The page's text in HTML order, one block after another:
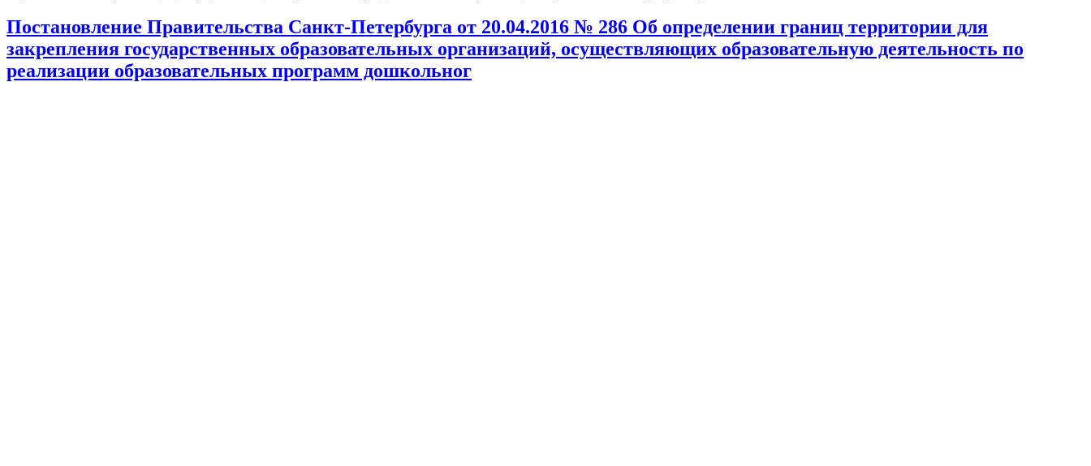
Постановление Правительства Санкт-Петербурга от 20.04.2016 № 286 Об определении границ территории для
закрепления государственных образовательных организаций, осуществляющих образовательную деятельность по
реализации образовательных программ дошкольног